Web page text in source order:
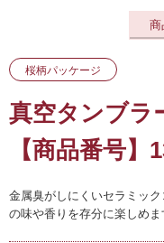
商
桜柄パッケージ
真空タンブラ
【商品番号】
金属臭がしにくいセラミッ
の味や香りを存分に楽しめま